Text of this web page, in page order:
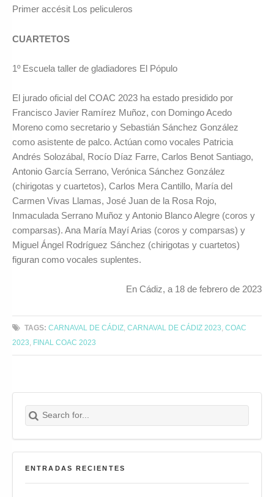
Primer accésit Los peliculeros
CUARTETOS
1º Escuela taller de gladiadores El Pópulo
El jurado oficial del COAC 2023 ha estado presidido por
Francisco Javier Ramírez Muñoz, con Domingo Acedo
Moreno como secretario y Sebastián Sánchez González
como asistente de palco. Actúan como vocales Patricia
Andrés Solozábal, Rocío Díaz Farre, Carlos Benot Santiago,
Antonio García Serrano, Verónica Sánchez González
(chirigotas y cuartetos), Carlos Mera Cantillo, María del
Carmen Vivas Llamas, José Juan de la Rosa Rojo,
Inmaculada Serrano Muñoz y Antonio Blanco Alegre (coros y
comparsas). Ana María Mayí Arias (coros y comparsas) y
Miguel Ángel Rodríguez Sánchez (chirigotas y cuartetos)
figuran como vocales suplentes.
En Cádiz, a 18 de febrero de 2023
TAGS: CARNAVAL DE CÁDIZ ,CARNAVAL DE CÁDIZ 2023 ,COAC
2023
FINAL COAC 2023
Search for:
Buscar
ENTRADAS RECIENTES